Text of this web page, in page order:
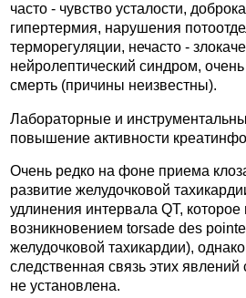
часто - чувство усталости,
гипертермия, нарушения
терморегуляции, нечасто -
нейролептический синдром,
смерть (причины неизвестны).
Лабораторные и
повышение активности
Очень редко на фоне приема
развитие желудочковой
удлинения интервала QT,
возникновением torsade des
желудочковой тахикардии),
следственная связь этих
не установлена.